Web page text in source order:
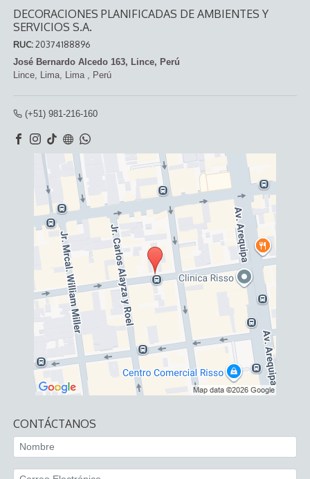
DECORACIONES PLANIFICADAS DE AMBIENTES Y
SERVICIOS S.A.
RUC:20374188896
José Bernardo Alcedo 163, Lince, Perú
Lince,
Lima, Lima Perú
(+51) 981-216-160
CONTÁCTANOS